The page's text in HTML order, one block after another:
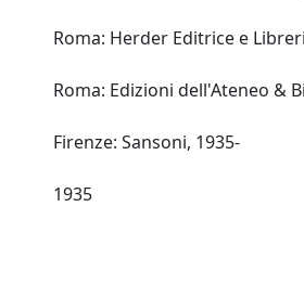
Roma: Herder Editrice e
Roma: Edizioni dell'Ateneo &